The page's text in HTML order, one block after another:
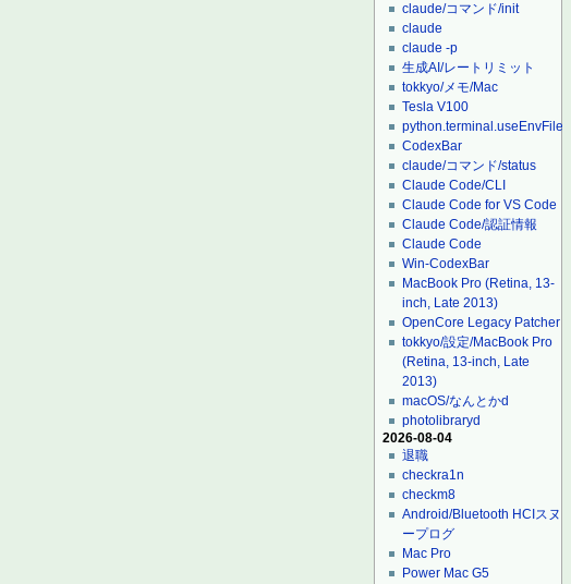
claude/コマンド/init
claude
claude -p
生成AI/レートリミット
tokkyo/メモ/Mac
Tesla V100
python.terminal.useEnvFile
CodexBar
claude/コマンド/status
Claude Code/CLI
Claude Code for VS Code
Claude Code/認証情報
Claude Code
Win-CodexBar
MacBook Pro (Retina, 13-
inch, Late 2013)
OpenCore Legacy Patcher
tokkyo/設定/MacBook Pro
(Retina, 13-inch, Late
2013)
macOS/なんとかd
photolibraryd
2026-08-04
退職
checkra1n
checkm8
Android/Bluetooth HCIスヌ
ープログ
Mac Pro
Power Mac G5